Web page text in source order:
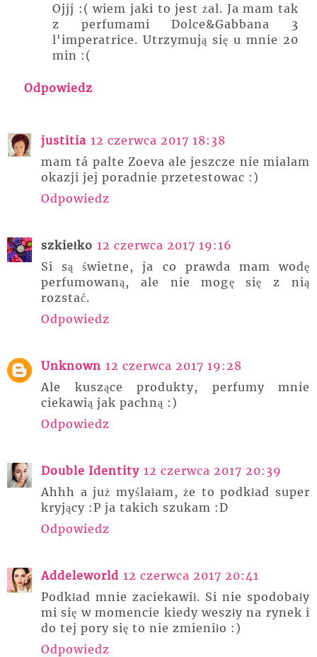
Ojjj :( wiem jaki to jest żal. Ja mam tak
z perfumami Dolce&Gabbana 3
l'imperatrice. Utrzymują się u mnie 20
min :(
Odpowiedz
justitia 12 czerwca 2017 18:38
mam tá palte Zoeva ale jeszcze nie mialam
okazji jej poradnie przetestowac :)
Odpowiedz
szkiełko 12 czerwca 2017 19:16
Si są świetne, ja co prawda mam wodę
perfumowaną, ale nie mogę się z nią
rozstać.
Odpowiedz
Unknown 12 czerwca 2017 19:28
Ale kuszące produkty, perfumy mnie
ciekawią jak pachną :)
Odpowiedz
Double Identity 12 czerwca 2017 20:39
Ahhh a już myślałam, że to podkład super
kryjący :P ja takich szukam :D
Odpowiedz
Addeleworld 12 czerwca 2017 20:41
Podkład mnie zaciekawił. Si nie spodobały
mi się w momencie kiedy weszły na rynek i
do tej pory się to nie zmieniło :)
Odpowiedz